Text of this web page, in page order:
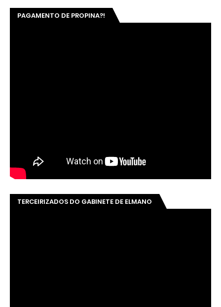
PAGAMENTO DE PROPINA?!
TERCEIRIZADOS DO GABINETE DE ELMANO